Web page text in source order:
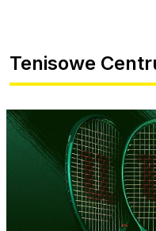
Tenisowe